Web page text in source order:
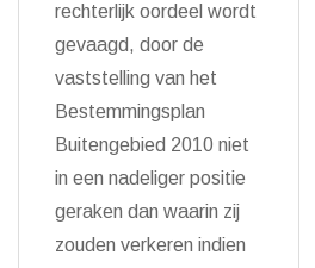
rechterlijk oordeel wordt
gevaagd, door de
vaststelling van het
Bestemmingsplan
Buitengebied 2010 niet
in een nadeliger positie
geraken dan waarin zij
zouden verkeren indien